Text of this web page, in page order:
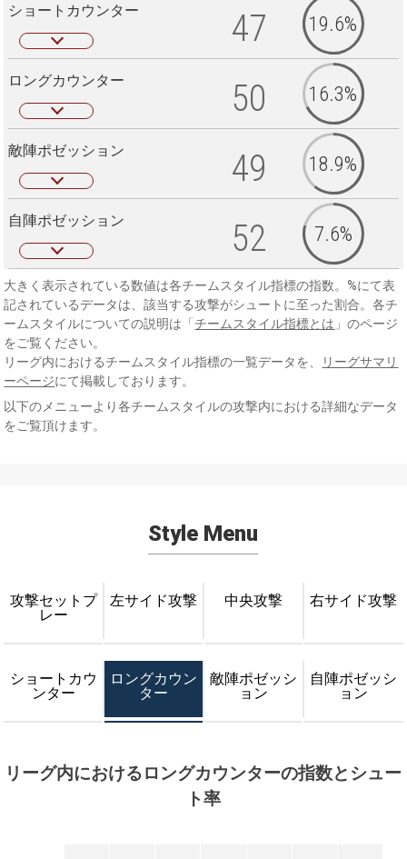
ショートカウンター 47 19.6%
ロングカウンター 50 16.3%
敵陣ポゼッション 49 18.9%
自陣ポゼッション 52 7.6%
大きく表示されている数値は各チームスタイル指標の指数。%にて表
記されているデータは、該当する攻撃がシュートに至った割合。各チ
ームスタイルについての説明は「 チームスタイル指標とは 」のページ
をご覧ください。
リーグ内におけるチームスタイル指標の一覧データを、
リーグサマリ
ーページにて掲載しております。
以下のメニューより各チームスタイルの攻撃内における詳細なデータ
をご覧頂けます。
Style Menu
攻撃セットプ
レー
左サイド攻撃 中央攻撃 右サイド攻撃
ショートカウ
ンター
ロングカウン
ター
敵陣ポゼッシ
ョン
自陣ポゼッシ
ョン
リーグ内におけるロングカウンターの指数とシュー
ト率